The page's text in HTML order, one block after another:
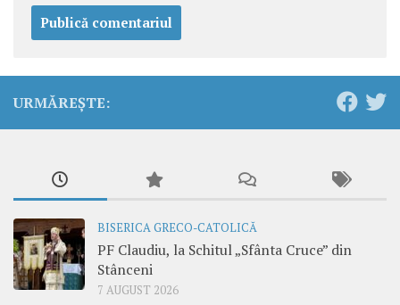
URMĂREȘTE:
BISERICA GRECO-CATOLICĂ
PF Claudiu, la Schitul „Sfânta Cruce” din
Stânceni
7 AUGUST 2026